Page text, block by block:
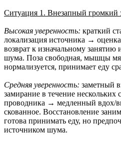
Ситуация 1. Внезапный громкий
Высокая уверенность: краткий
локализация источника →
возврат к изначальному занятию
шума. Поза свободная, мышцы
нормализуется, принимает еду
Средняя уверенность: заметный
замирание в течение нескольких
проводника → медленный вдох/
скованное. Восстановление
готова принимать еду, но
источником шума.